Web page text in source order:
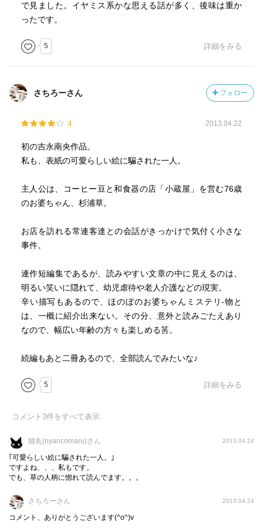
で見ました。イヤミス系かな思える話が多く、後味は重か
ったです。
5 詳細をみる
さちろーさん フォロー
4 2013.04.22
初の吉永南央作品。
私も、表紙の可愛らしい絵に騙された一人。
主人公は、コーヒー豆と和食器の店「小蔵屋」を営む76歳
のお婆ちゃん、杉浦草。
お店を訪れる常連客達との会話がきっかけで気付く小さな
事件。
連作短編集であるが、読みやすい文章の中に見えるのは、
明るい笑いに隠れて、幼児虐待や老人介護などの現実。
辛い描写もあるので、ほのぼのお婆ちゃんミステリ-物と
は、一概に紹介出来ない。その分、意外と読みごたえあり
なので、幅広い年齢の方々も楽しめる筈。
続編もあと二冊あるので、全部読んでみたいな♪
5 詳細をみる
コメント 3件をすべて表示
猫丸(nyancomaru)さん 2013.04.24
｢可愛らしい絵に騙された一人。｣
ですよね、、、私もです。
でも、草の人柄に惚れて読んでます。。。
さちろーさん 2013.04.24
コメント、ありがとうございます(^o^)v